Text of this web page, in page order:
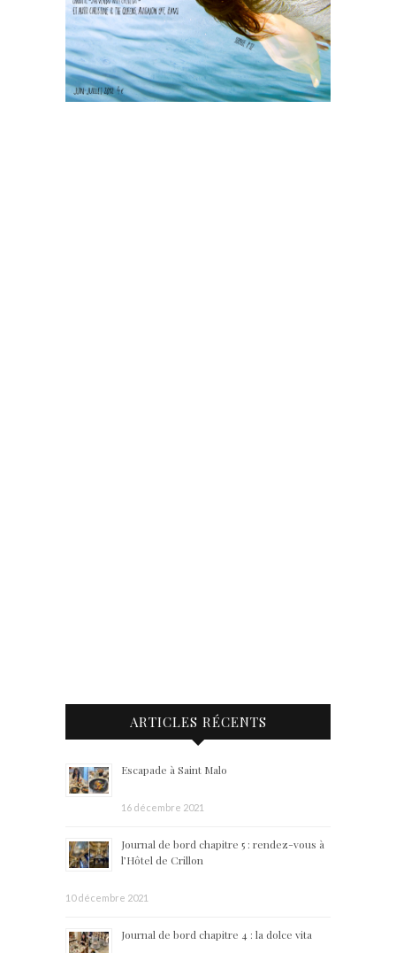
ARTICLES RÉCENTS
Escapade à Saint Malo
16 décembre 2021
Journal de bord chapitre 5 : rendez-vous à
l’Hôtel de Crillon
10 décembre 2021
Journal de bord chapitre 4 : la dolce vita